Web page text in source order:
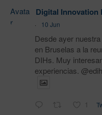
Avata
r
Digital Innovation
·
10 Jun
Desde ayer
en Bruselas a la
DIHs. Muy
experiencias.
1